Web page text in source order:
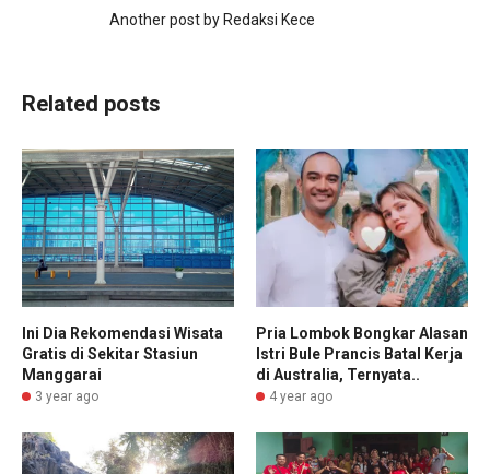
Another post by Redaksi Kece
Related posts
Ini Dia Rekomendasi Wisata
Gratis di Sekitar Stasiun
Manggarai
3 year ago
Pria Lombok Bongkar Alasan
Istri Bule Prancis Batal Kerja
di Australia, Ternyata..
4 year ago